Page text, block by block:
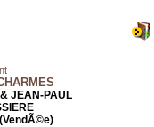
JEAN-PAUL